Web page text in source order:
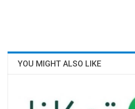
YOU MIGHT ALSO LIKE